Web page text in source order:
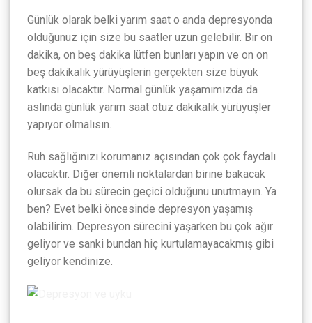
Günlük olarak belki yarım saat o anda depresyonda
olduğunuz için size bu saatler uzun gelebilir. Bir on
dakika, on beş dakika lütfen bunları yapın ve on on
beş dakikalık yürüyüşlerin gerçekten size büyük
katkısı olacaktır. Normal günlük yaşamımızda da
aslında günlük yarım saat otuz dakikalık yürüyüşler
yapıyor olmalısın.
Ruh sağlığınızı korumanız açısından çok çok faydalı
olacaktır. Diğer önemli noktalardan birine bakacak
olursak da bu sürecin geçici olduğunu unutmayın. Ya
ben? Evet belki öncesinde depresyon yaşamış
olabilirim. Depresyon sürecini yaşarken bu çok ağır
geliyor ve sanki bundan hiç kurtulamayacakmış gibi
geliyor kendinize.